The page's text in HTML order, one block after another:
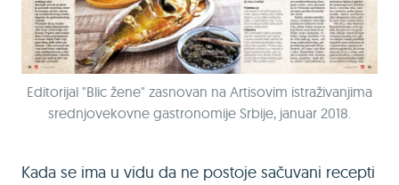
Editorijal "Blic žene" zasnovan na Artisovim istraživanjima
srednjovekovne gastronomije Srbije, januar 2018.
Kada se ima u vidu da ne postoje sačuvani recepti